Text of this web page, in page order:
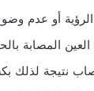
أو عدم
المصابة
نتيجة لذلك